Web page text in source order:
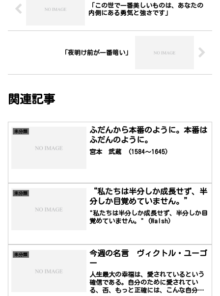
「この世で一番美しいものは、あなたの
内側にある勇気と強さです」
「夜明け前が一番暗い」
関連記事
未分類
ふだんから本番のように。本番は
ふだんのように。
宮本 武蔵 (1584～1645)
未分類
“私たちは半分しか成長せず、半
分しか目覚めていません。”
"私たちは半分しか成長せず、半分しか目
覚めていません。" (Walsh)
未分類
今週の名言 ヴィクトル・ユーゴ
ー
人生最大の幸福は、愛されているという
確信である。自分のために愛されてい
る、否、もっと正確には、こんな自分な